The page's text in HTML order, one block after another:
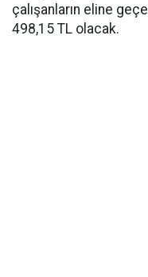
çalışanların eline
498,15 TL olacak.